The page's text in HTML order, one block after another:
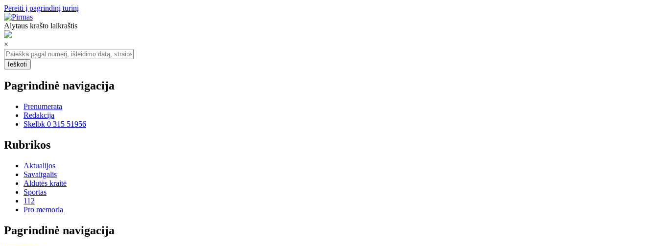
Pereiti į pagrindinį turinį
Alytaus krašto laikraštis
×
Pagrindinė navigacija
Prenumerata
Redakcija
Skelbk 0 315 51956
Rubrikos
Aktualijos
Savaitgalis
Aldutės kraitė
Sportas
112
Pro memoria
Pagrindinė navigacija